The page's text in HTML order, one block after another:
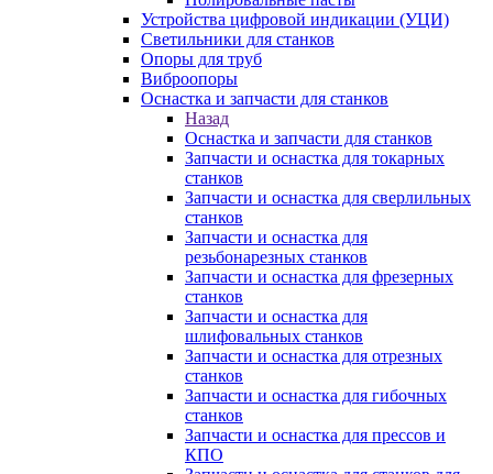
Устройства цифровой индикации (УЦИ)
Светильники для станков
Опоры для труб
Виброопоры
Оснастка и запчасти для станков
Назад
Оснастка и запчасти для станков
Запчасти и оснастка для токарных
станков
Запчасти и оснастка для сверлильных
станков
Запчасти и оснастка для
резьбонарезных станков
Запчасти и оснастка для фрезерных
станков
Запчасти и оснастка для
шлифовальных станков
Запчасти и оснастка для отрезных
станков
Запчасти и оснастка для гибочных
станков
Запчасти и оснастка для прессов и
КПО